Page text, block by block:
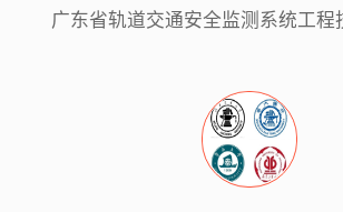
广东省轨道交通安全监测系统工程